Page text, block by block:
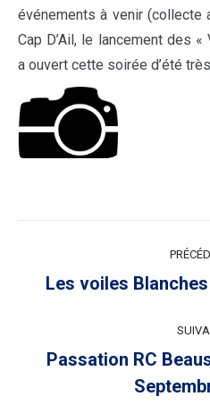
événements à venir (collecte
Cap D’Ail, le lancement des
a ouvert cette soirée d’été
ARTICLE
:
Les voiles
Passation RC